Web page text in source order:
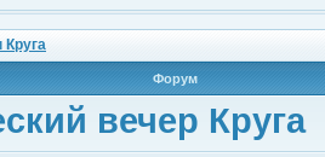
Форум
вечер Круга